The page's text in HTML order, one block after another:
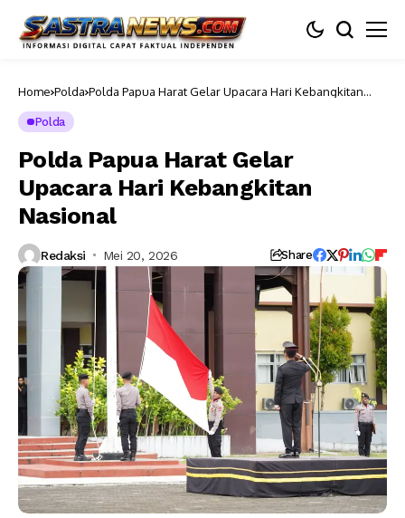
Home Polda Polda Papua Harat Gelar Upacara Hari Kebangkitan
Polda
Polda Papua Harat Gelar
Upacara Hari Kebangkitan
Nasional
Redaksi Mei 20, 2026 Share